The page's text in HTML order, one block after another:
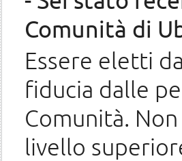
Comunità di
Essere eletti
fiducia dalle
Comunità.
livello